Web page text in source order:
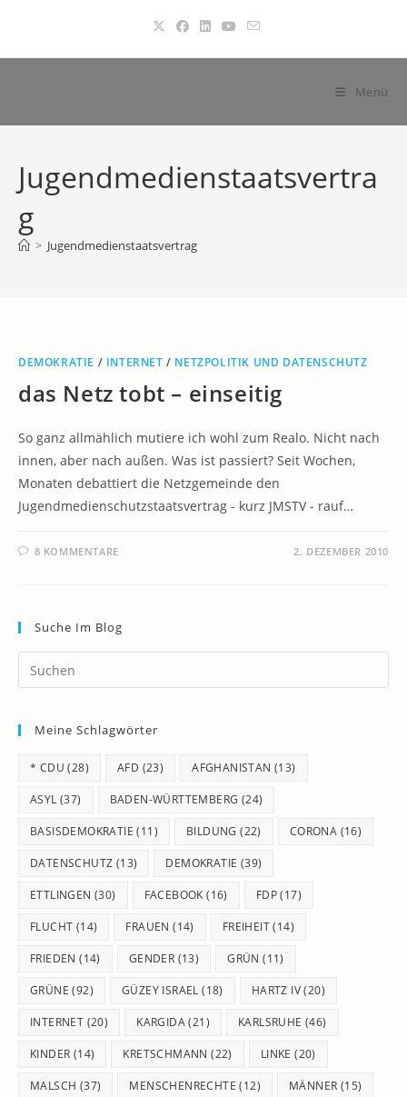
springen
Menü
Jugendmedienstaatsvertra
g
> Jugendmedienstaatsvertrag
DEMOKRATIE / INTERNET / NETZPOLITIK UND DATENSCHUTZ
das Netz tobt – einseitig
So ganz allmählich mutiere ich wohl zum Realo. Nicht nach
innen, aber nach außen. Was ist passiert? Seit Wochen,
Monaten debattiert die Netzgemeinde den
Jugendmedienschutzstaatsvertrag - kurz JMSTV - rauf…
8 KOMMENTARE 2. DEZEMBER 2010
Suche Im Blog
Meine Schlagwörter
* CDU (28) AFD (23) AFGHANISTAN (13)
ASYL (37) BADEN-WÜRTTEMBERG (24)
BASISDEMOKRATIE (11) BILDUNG (22) CORONA (16)
DATENSCHUTZ (13) DEMOKRATIE (39)
ETTLINGEN (30) FACEBOOK (16) FDP(17)
FLUCHT (14) FRAUEN (14) FREIHEIT(14)
FRIEDEN (14) GENDER (13) GRÜN (11)
GRÜNE (92) GÜZEY ISRAEL (18) HARTZ IV(20)
INTERNET (20) KARGIDA(21) KARLSRUHE (46)
KINDER (14) KRETSCHMANN (22) LINKE (20)
MALSCH (37) MENSCHENRECHTE (12) MÄNNER (15)